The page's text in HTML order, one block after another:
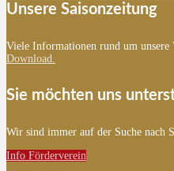
Unsere Saisonzeitung
Viele Informationen rund um unsere
Download.
Sie möchten uns
Wir sind immer auf der Suche nach
Info Förderverein